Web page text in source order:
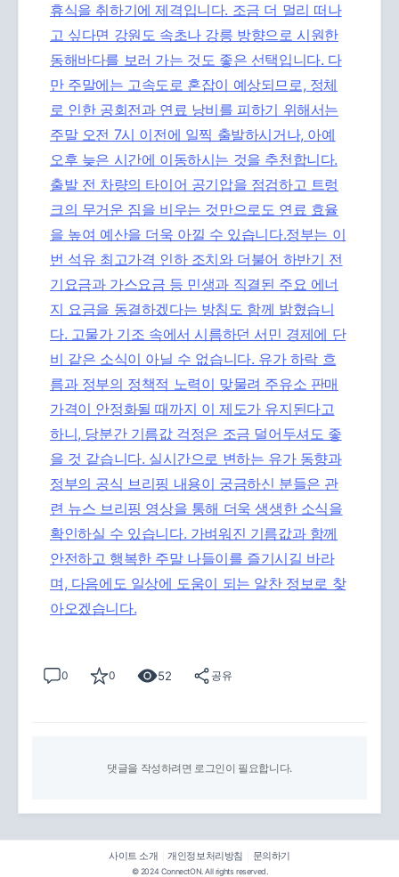
휴식을 취하기에 제격입니다. 조금 더 멀리 떠나
고 싶다면 강원도 속초나 강릉 방향으로 시원한
동해바다를 보러 가는 것도 좋은 선택입니다. 다
만 주말에는 고속도로 혼잡이 예상되므로, 정체
로 인한 공회전과 연료 낭비를 피하기 위해서는
주말 오전 7시 이전에 일찍 출발하시거나, 아예
오후 늦은 시간에 이동하시는 것을 추천합니다.
출발 전 차량의 타이어 공기압을 점검하고 트렁
크의 무거운 짐을 비우는 것만으로도 연료 효율
을 높여 예산을 더욱 아낄 수 있습니다.정부는 이
번 석유 최고가격 인하 조치와 더불어 하반기 전
기요금과 가스요금 등 민생과 직결된 주요 에너
지 요금을 동결하겠다는 방침도 함께 밝혔습니
다. 고물가 기조 속에서 시름하던 서민 경제에 단
비 같은 소식이 아닐 수 없습니다. 유가 하락 흐
름과 정부의 정책적 노력이 맞물려 주유소 판매
가격이 안정화될 때까지 이 제도가 유지된다고
하니, 당분간 기름값 걱정은 조금 덜어두셔도 좋
을 것 같습니다. 실시간으로 변하는 유가 동향과
정부의 공식 브리핑 내용이 궁금하신 분들은 관
련 뉴스 브리핑 영상을 통해 더욱 생생한 소식을
확인하실 수 있습니다. 가벼워진 기름값과 함께
안전하고 행복한 주말 나들이를 즐기시길 바라
며, 다음에도 일상에 도움이 되는 알찬 정보로 찾
아오겠습니다.
0 0 52 공유
댓글을 작성하려면 로그인이 필요합니다.
사이트 소개 개인정보처리방침 문의하기
© 2024 ConnectON. All rights reserved.